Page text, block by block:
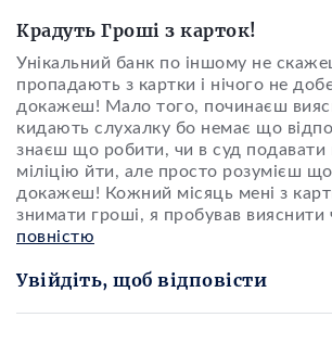
Крадуть Гроші з карток!
Унікальний банк по іншому не
пропадають з картки і нічого не
докажеш! Мало того, починаєш
кидають слухалку бо немає що
знаєш що робити, чи в суд подавати
міліцію йти, але просто розумієш що
докажеш! Кожний місяць мені з
знимати гроші, я пробував вияснити
повністю
Увійдіть, щоб відповісти